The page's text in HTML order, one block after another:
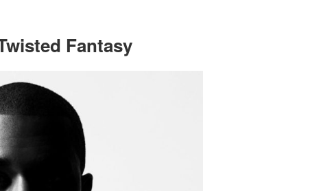
Fantasy